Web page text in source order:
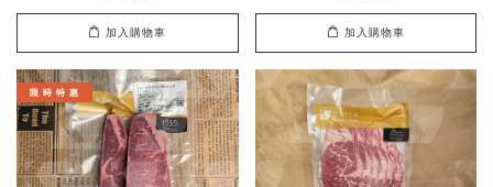
加入購物車 加入購物車
限 時 特 惠